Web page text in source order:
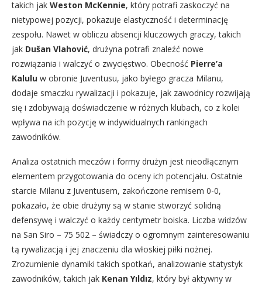
takich jak Weston McKennie, który potrafi zaskoczyć na
nietypowej pozycji, pokazuje elastyczność i determinację
zespołu. Nawet w obliczu absencji kluczowych graczy, takich
jak Dušan Vlahović, drużyna potrafi znaleźć nowe
rozwiązania i walczyć o zwycięstwo. Obecność Pierre’a
Kalulu w obronie Juventusu, jako byłego gracza Milanu,
dodaje smaczku rywalizacji i pokazuje, jak zawodnicy rozwijają
się i zdobywają doświadczenie w różnych klubach, co z kolei
wpływa na ich pozycję w indywidualnych rankingach
zawodników.
Analiza ostatnich meczów i formy drużyn jest nieodłącznym
elementem przygotowania do oceny ich potencjału. Ostatnie
starcie Milanu z Juventusem, zakończone remisem 0-0,
pokazało, że obie drużyny są w stanie stworzyć solidną
defensywę i walczyć o każdy centymetr boiska. Liczba widzów
na San Siro – 75 502 – świadczy o ogromnym zainteresowaniu
tą rywalizacją i jej znaczeniu dla włoskiej piłki nożnej.
Zrozumienie dynamiki takich spotkań, analizowanie statystyk
zawodników, takich jak Kenan Yıldız, który był aktywny w